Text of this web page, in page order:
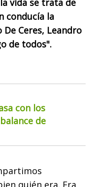
vida se trata de
conducía la
Ceres, Leandro
de todos".
con los
de
quién era. Era